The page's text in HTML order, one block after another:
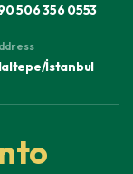
506 356 0553
İstanbul